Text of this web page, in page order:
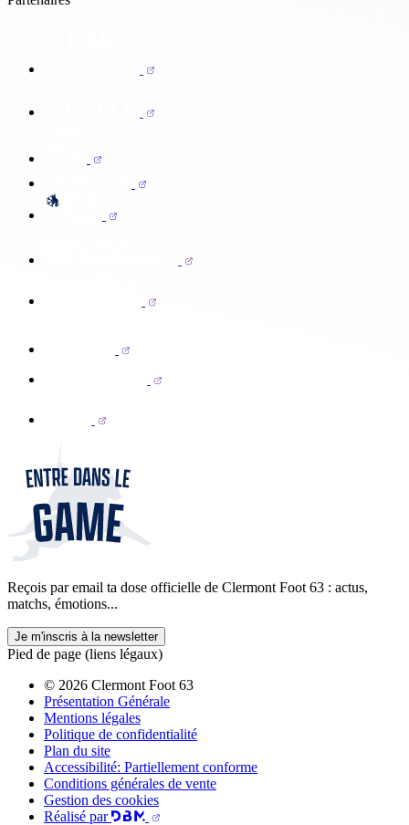
Reçois par email ta dose officielle de Clermont Foot 63 : actus,
matchs, émotions...
Je m'inscris à la newsletter
Pied de page (liens légaux)
© 2026 Clermont Foot 63
Présentation Générale
Mentions légales
Politique de confidentialité
Plan du site
Accessibilité: Partiellement conforme
Conditions générales de vente
Gestion des cookies
Réalisé par